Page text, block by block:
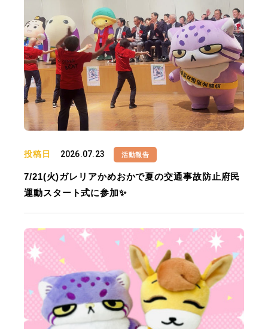
投稿日 2026.07.23 活動報告
7/21(火)ガレリアかめおかで夏の交通事故防止府民
運動スタート式に参加✨